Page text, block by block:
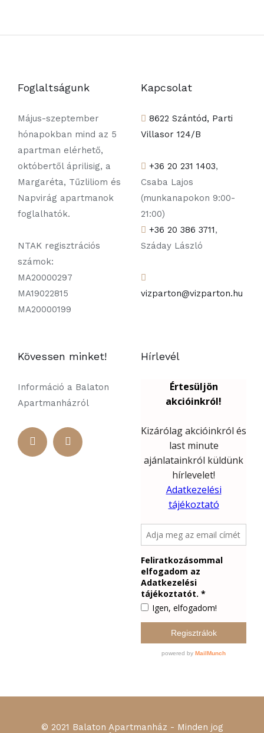
Foglaltságunk
Május-szeptember
hónapokban mind az 5
apartman elérhető,
októbertől áprilisig, a
Margaréta, Tűzliliom és
Napvirág apartmanok
foglalhatók.
NTAK regisztrációs
számok:
MA20000297
MA19022815
MA20000199
Kapcsolat
8622 Szántód, Parti
Villasor 124/B
+36 20 231 1403,
Csaba Lajos
(munkanapokon 9:00-
21:00)
+36 20 386 3711,
Száday László
vizparton@vizparton.hu
Kövessen minket!
Információ a Balaton
Apartmanházról
Hírlevél
© 2021 Balaton Apartmanház - Minden jog